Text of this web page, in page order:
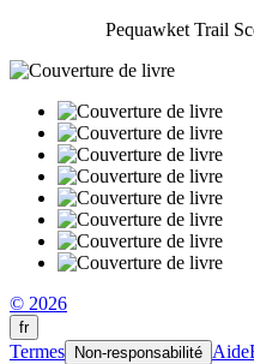
Pequawket Trail
© 2026
fr
Termes Non-responsabilité Aide